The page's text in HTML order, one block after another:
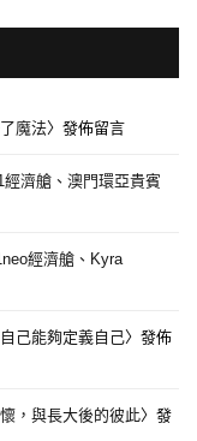
魔法〉發佈留言
濟艙、澳門環亞貴賓
經濟艙、Kyra
己能夠定義自己〉發佈
，與長大後的彼此〉發